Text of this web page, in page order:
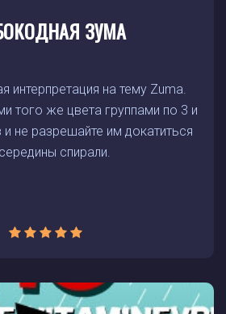
ЗУМА
интерпретация на тему Zuma.
того же цвета группами по 3 и
не разрешайте им докатиться
спирали.